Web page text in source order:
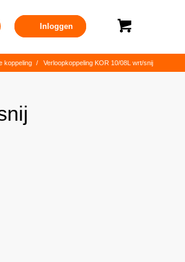
Inloggen
koppeling / Verloopkoppeling KOR 10/08L wrt/snij